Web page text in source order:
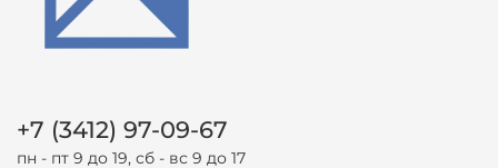
+7 (3412) 97-09-67
пн - пт 9 до 19, сб - вс 9 до 17